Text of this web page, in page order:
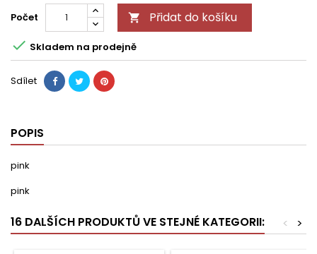
Počet  Přidat do košíku
 Skladem na prodejně
Sdílet
POPIS
pink
pink
16 DALŠÍCH PRODUKTŮ VE STEJNÉ KATEGORII: >
<